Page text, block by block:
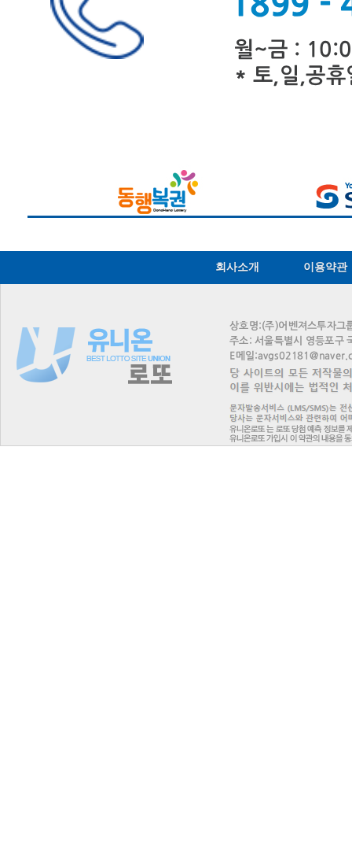
회사소개 이용약관